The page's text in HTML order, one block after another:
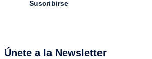
Únete a la Newsletter